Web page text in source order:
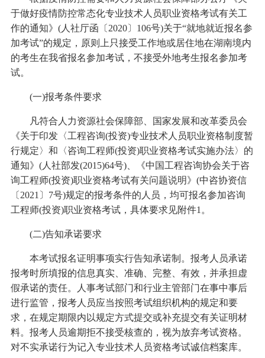
于做好疫情防控常态化专业技术人员职业资格考试有关工
作的通知》(人社厅函〔2020〕106号)关于“就地就近报名参
加考试”的规定，原则上只接受工作地或居住地在湖南境内
的考生在我省报名参加考试，不接受外地考生报名参加考
试。
(一)报考条件要求
凡符合人力资源社会保障部、国家发展和改革委员会
《关于印发〈工程咨询(投资)专业技术人员职业资格制度暂
行规定〉和〈咨询工程师(投资)职业资格考试实施办法〉的
通知》(人社部发(2015)64号)、《中国工程咨询协会关于咨
询工程师(投资)职业资格考试有关问题说明》(中咨协资信
〔2021〕7号)规定的报考条件的人员，均可报名参加咨询
工程师(投资)职业资格考试，具体要求见附件1。
(二)告知承诺要求
本考试报名证明事项实行告知承诺制。报考人员承诺
报考时所填报的信息真实、准确、完整、有效，并承担虚
假承诺的责任。人事考试部门和行业主管部门在事中事后
进行监管，报考人员应当按照考试组织机构的规定和要
求，在规定期限内以规定方式提交或补充提交有关证明材
料。报考人员逾期拒不接受核查的，视为放弃考试资格。
对不实承诺行为记入专业技术人员资格考试诚信档案库。